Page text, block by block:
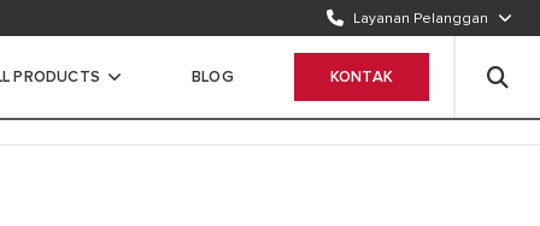
Layanan Pelanggan
PRODUCTS BLOG KONTAK